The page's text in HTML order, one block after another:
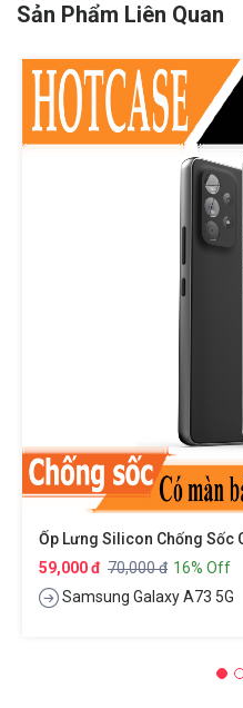
Sản Phẩm Liên Quan
59,000 đ 70,000 đ 16% Off
Samsung Galaxy A73 5G